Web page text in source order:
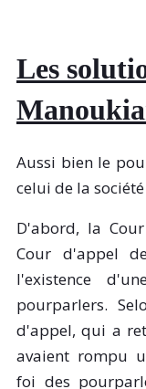
Les
Aussi bien le
celui de la
D'abord, la
Cour d'appel
l'existence
pourparlers.
d'appel, qui a
avaient rompu
foi des